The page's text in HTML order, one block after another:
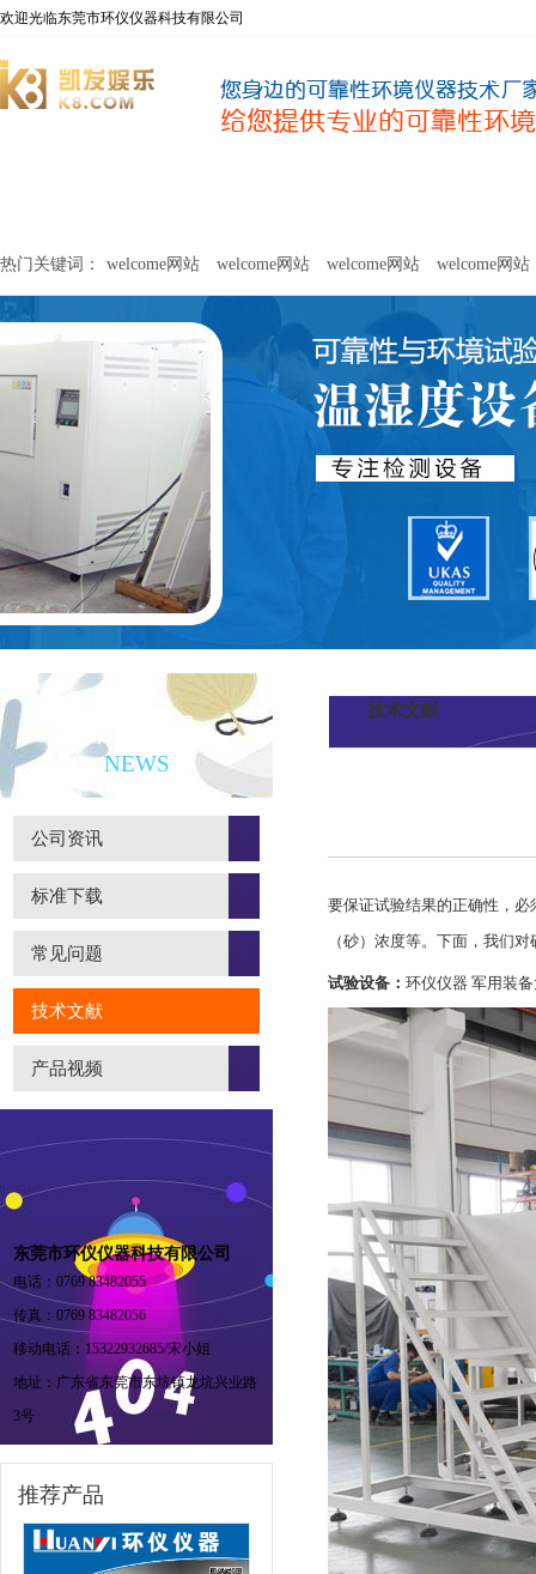
欢迎光临东莞市环仪仪器科技有限公司
关于环仪 联系环仪
热门关键词： welcome网站 welcome网站 welcome网站 welcome网站
网站 welcome网站
新闻资讯
NEWS
公司资讯
标准下载
常见问题
技术文献
产品视频
东莞市环仪仪器科技有限公司
电话：0769 83482055
传真：0769 83482056
移动电话：15322932685/宋小姐
地址：广东省东莞市东坑镇龙坑兴业路
3号
推荐产品
技术文献
要保证试验结果的正确性，
（砂）浓度等。下面，我们
试验设备：环仪仪器 军用装